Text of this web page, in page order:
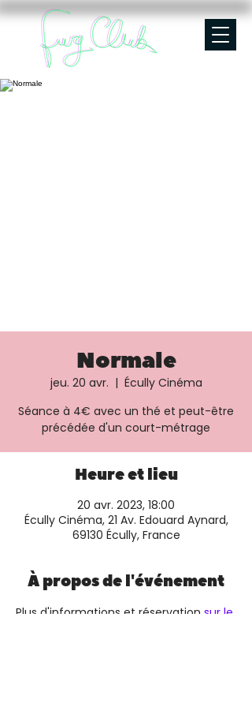
Normale
jeu. 20 avr.
  |
Écully Cinéma
Séance à 4€ avec un thé et peut-être
précédée d'un court-métrage
Heure et lieu
20 avr. 2023, 18:00
Écully Cinéma, 21 Av. Edouard Aynard,
69130 Écully, France
À propos de l'événement
Plus d'informations et réservation sur le